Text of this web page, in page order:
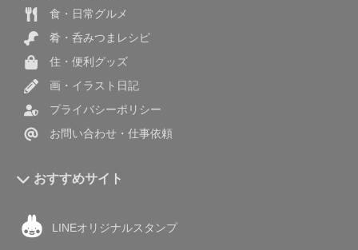
食・日常グルメ
肴・呑みつまレシピ
住・便利グッズ
画・イラスト日記
プライバシーポリシー
お問い合わせ・仕事依頼
おすすめサイト
LINEオリジナルスタンプ